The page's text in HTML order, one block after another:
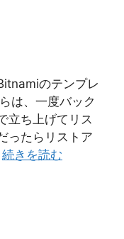
のテンプレ
は、一度バック
立ち上げてリス
ったらリストア
続きを読む